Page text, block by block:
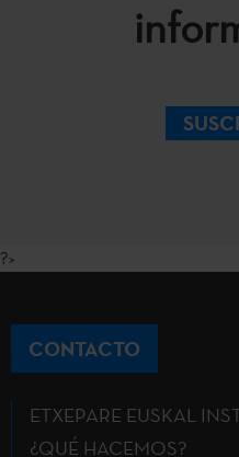
?>
CONTACTO
ETXEPARE EUSKAL
¿QUÉ HACEMOS?